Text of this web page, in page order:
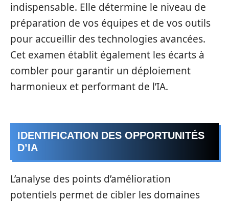
indispensable. Elle détermine le niveau de
préparation de vos équipes et de vos outils
pour accueillir des technologies avancées.
Cet examen établit également les écarts à
combler pour garantir un déploiement
harmonieux et performant de l’IA.
IDENTIFICATION DES OPPORTUNITÉS
D’IA
L’analyse des points d’amélioration
potentiels permet de cibler les domaines